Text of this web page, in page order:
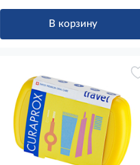
В корзину